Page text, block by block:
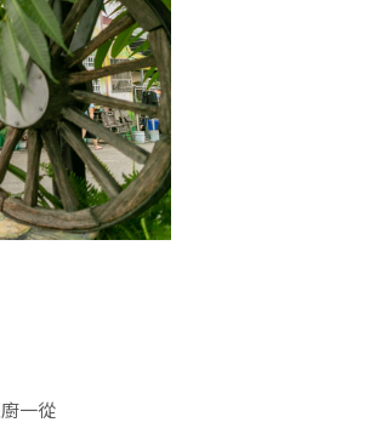
一從